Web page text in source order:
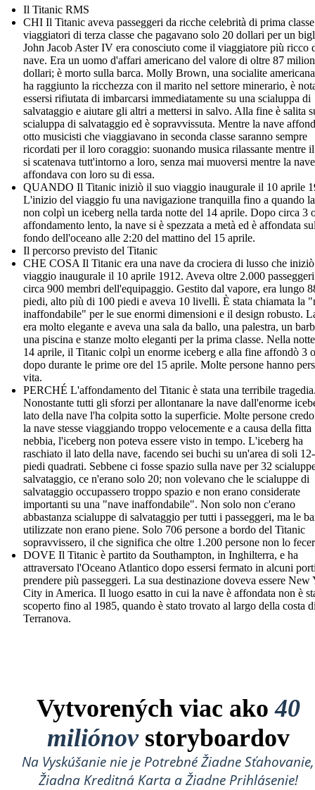
Il Titanic RMS
CHI Il Titanic aveva passeggeri da ricche celebrità di prima
viaggiatori di terza classe che pagavano solo 20 dollari per un
John Jacob Aster IV era conosciuto come il viaggiatore più ricco
nave. Era un uomo d'affari americano del valore di oltre 87
dollari; è morto sulla barca. Molly Brown, una socialite
ha raggiunto la ricchezza con il marito nel settore minerario, è
essersi rifiutata di imbarcarsi immediatamente su una scialuppa di
salvataggio e aiutare gli altri a mettersi in salvo. Alla fine è salita
scialuppa di salvataggio ed è sopravvissuta. Mentre la nave
otto musicisti che viaggiavano in seconda classe saranno sempre
ricordati per il loro coraggio: suonando musica rilassante mentre
si scatenava tutt'intorno a loro, senza mai muoversi mentre la nave
affondava con loro su di essa.
QUANDO Il Titanic iniziò il suo viaggio inaugurale il 10 aprile
L'inizio del viaggio fu una navigazione tranquilla fino a quando
non colpì un iceberg nella tarda notte del 14 aprile. Dopo circa 3
affondamento lento, la nave si è spezzata a metà ed è affondata
fondo dell'oceano alle 2:20 del mattino del 15 aprile.
Il percorso previsto del Titanic
CHE COSA Il Titanic era una nave da crociera di lusso che
viaggio inaugurale il 10 aprile 1912. Aveva oltre 2.000
circa 900 membri dell'equipaggio. Gestito dal vapore, era lungo
piedi, alto più di 100 piedi e aveva 10 livelli. È stata chiamata la
inaffondabile" per le sue enormi dimensioni e il design robusto.
era molto elegante e aveva una sala da ballo, una palestra, un
una piscina e stanze molto eleganti per la prima classe. Nella
14 aprile, il Titanic colpì un enorme iceberg e alla fine affondò 3
dopo durante le prime ore del 15 aprile. Molte persone hanno
vita.
PERCHÉ L'affondamento del Titanic è stata una terribile
Nonostante tutti gli sforzi per allontanare la nave dall'enorme
lato della nave l'ha colpita sotto la superficie. Molte persone
la nave stesse viaggiando troppo velocemente e a causa della fitta
nebbia, l'iceberg non poteva essere visto in tempo. L'iceberg ha
raschiato il lato della nave, facendo sei buchi su un'area di soli
piedi quadrati. Sebbene ci fosse spazio sulla nave per 32
salvataggio, ce n'erano solo 20; non volevano che le scialuppe di
salvataggio occupassero troppo spazio e non erano considerate
importanti su una "nave inaffondabile". Non solo non c'erano
abbastanza scialuppe di salvataggio per tutti i passeggeri, ma le
utilizzate non erano piene. Solo 706 persone a bordo del Titanic
sopravvissero, il che significa che oltre 1.200 persone non lo
DOVE Il Titanic è partito da Southampton, in Inghilterra, e ha
attraversato l'Oceano Atlantico dopo essersi fermato in alcuni
prendere più passeggeri. La sua destinazione doveva essere New
City in America. Il luogo esatto in cui la nave è affondata non è
scoperto fino al 1985, quando è stato trovato al largo della costa
Terranova.
Vytvorených viac ako40
miliónovstoryboardov
Na Vyskúšanie nie je Potrebné Žiadne Sťahovanie,
Žiadna Kreditná Karta a Žiadne Prihlásenie!